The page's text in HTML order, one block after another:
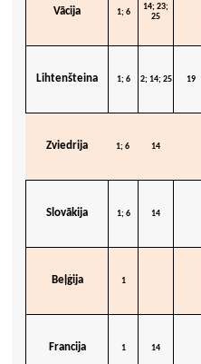
Vācija 1; 6
14; 23;
25
Lihtenšteina 1; 6 2; 14; 25 19
Zviedrija 1; 6 14
Slovākija 1; 6 14
Beļģija 1
Francija 1 14